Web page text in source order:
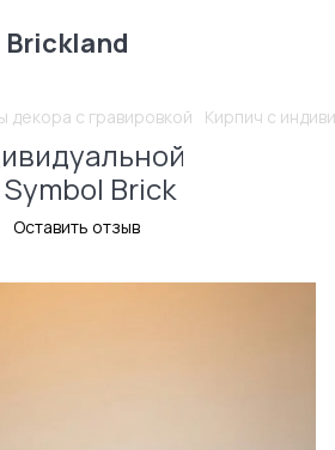
Brickland
декора с гравировкой Кирпич с
Brick
Оставить отзыв